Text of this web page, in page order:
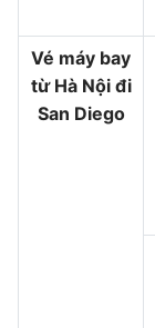
Vé máy bay
từ Hà Nội đi
San Diego